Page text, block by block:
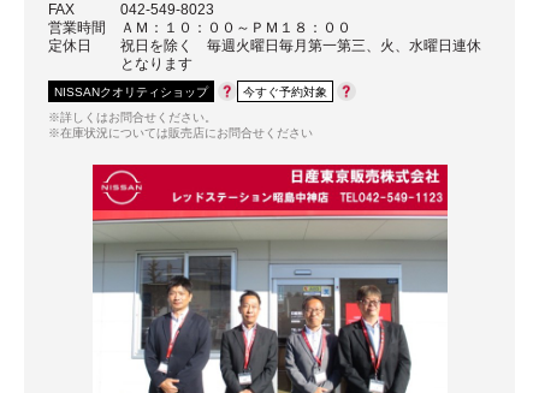
FAX
042-549-8023
営業時間
ＡＭ：１０：００～ＰＭ１８：００
定休日
祝日を除く 毎週火曜日毎月第一第三、火、水曜日連休
となります
NISSANクオリティショップ
今すぐ予約対象
※詳しくはお問合せください。
※在庫状況については販売店にお問合せください